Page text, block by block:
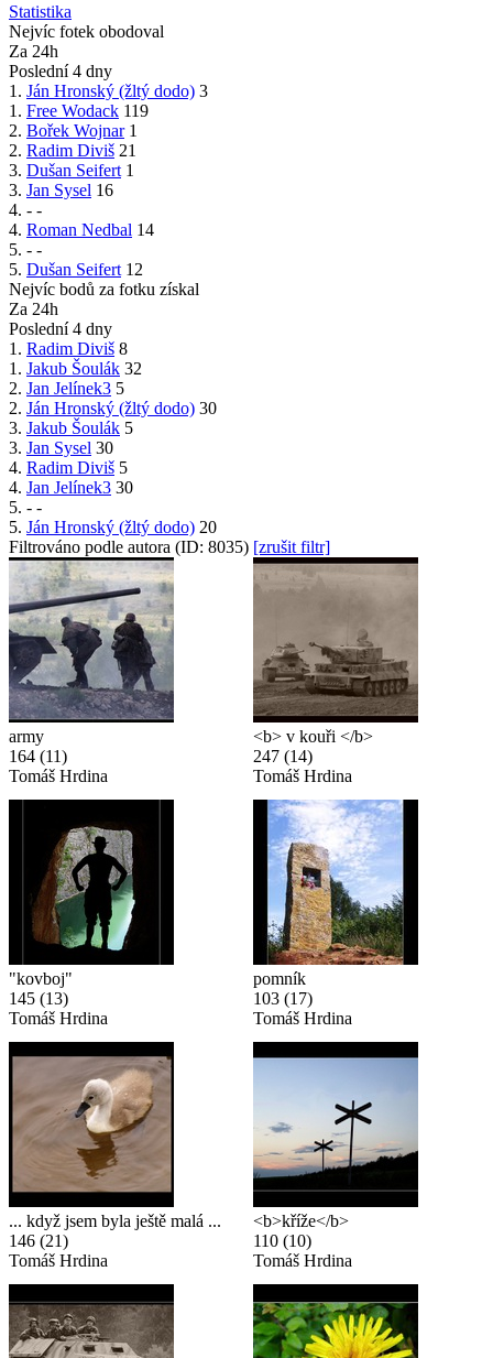
Statistika
Nejvíc fotek obodoval
Za 24h
Poslední 4 dny
1. Ján Hronský (žltý dodo) 3
1. Free Wodack 119
2. Bořek Wojnar 1
2. Radim Diviš 21
3. Dušan Seifert 1
3. Jan Sysel 16
4. - -
4. Roman Nedbal 14
5. - -
5. Dušan Seifert 12
Nejvíc bodů za fotku získal
Za 24h
Poslední 4 dny
1. Radim Diviš 8
1. Jakub Šoulák 32
2. Jan Jelínek3 5
2. Ján Hronský (žltý dodo) 30
3. Jakub Šoulák 5
3. Jan Sysel 30
4. Radim Diviš 5
4. Jan Jelínek3 30
5. - -
5. Ján Hronský (žltý dodo) 20
Filtrováno podle autora (ID: 8035) [zrušit filtr]
army
164 (11)
Tomáš Hrdina
<b> v kouři </b>
247 (14)
Tomáš Hrdina
"kovboj"
145 (13)
Tomáš Hrdina
pomník
103 (17)
Tomáš Hrdina
... když jsem byla ještě malá ...
146 (21)
Tomáš Hrdina
<b>kříže</b>
110 (10)
Tomáš Hrdina